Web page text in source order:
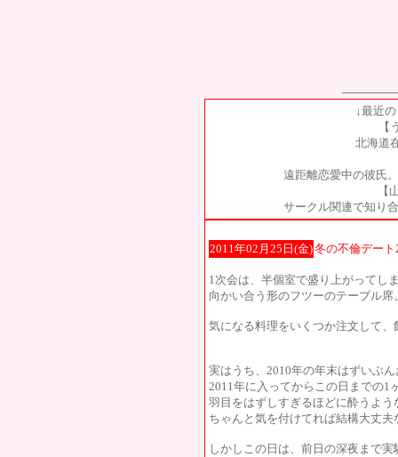
↓最近
【
北海道
遠距離恋愛中の彼氏
【
サークル関連で知り
2011年02月25日(金)冬の不倫デー
1次会は、半個室で盛り上がってし
向かい合う形のフツーのテーブル席
気になる料理をいくつか注文して、
実はうち、2010年の年末はずいぶ
2011年に入ってからこの日までの1
羽目をはずしすぎるほどに酔うよ
ちゃんと気を付けてれば結構大丈
しかしこの日は、前日の深夜まで